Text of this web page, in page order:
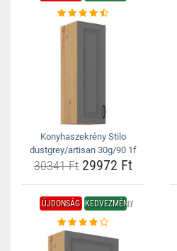
Konyhaszekrény Stilo
dustgrey/artisan 30g/90 1f
30341 Ft29972 Ft
ÚJDONSÁG KEDVEZMÉNY